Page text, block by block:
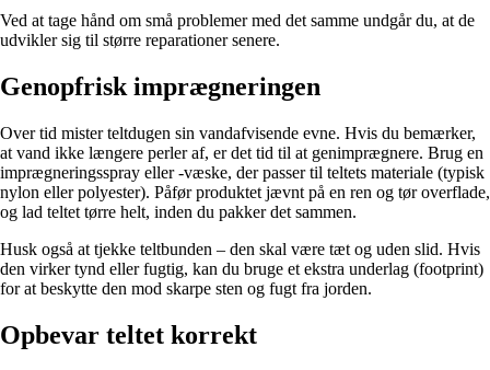
Ved at tage hånd om små problemer med det samme undgår du, at de
udvikler sig til større reparationer senere.
Genopfrisk imprægneringen
Over tid mister teltdugen sin vandafvisende evne. Hvis du bemærker,
at vand ikke længere perler af, er det tid til at genimprægnere. Brug en
imprægneringsspray eller -væske, der passer til teltets materiale (typisk
nylon eller polyester). Påfør produktet jævnt på en ren og tør overflade,
og lad teltet tørre helt, inden du pakker det sammen.
Husk også at tjekke teltbunden – den skal være tæt og uden slid. Hvis
den virker tynd eller fugtig, kan du bruge et ekstra underlag (footprint)
for at beskytte den mod skarpe sten og fugt fra jorden.
Opbevar teltet korrekt